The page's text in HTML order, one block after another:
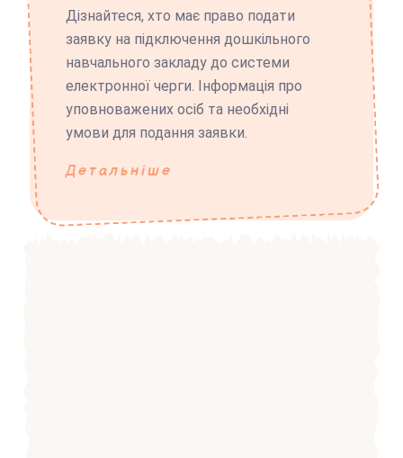
Дізнайтеся, хто має право подати
заявку на підключення дошкільного
навчального закладу до системи
електронної черги. Інформація про
уповноважених осіб та необхідні
умови для подання заявки.
Детальніше